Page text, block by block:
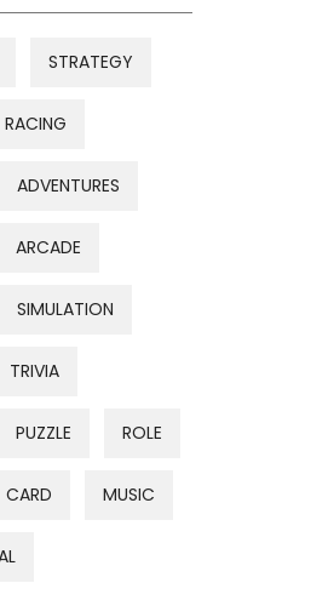
STRATEGY
RACING
ADVENTURES
ARCADE
SIMULATION
TRIVIA
PUZZLE ROLE
CARD MUSIC